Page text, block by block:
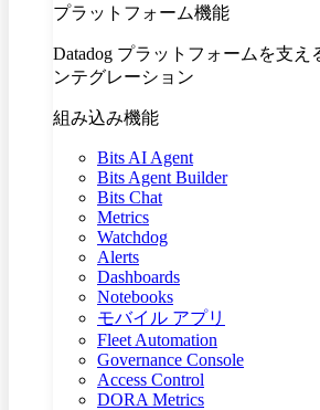
プラットフォーム機能
Datadog プラットフォームを支え
ンテグレーション
組み込み機能
Bits AI Agent
Bits Agent Builder
Bits Chat
Metrics
Watchdog
Alerts
Dashboards
Notebooks
モバイル アプリ
Fleet Automation
Governance Console
Access Control
DORA Metrics